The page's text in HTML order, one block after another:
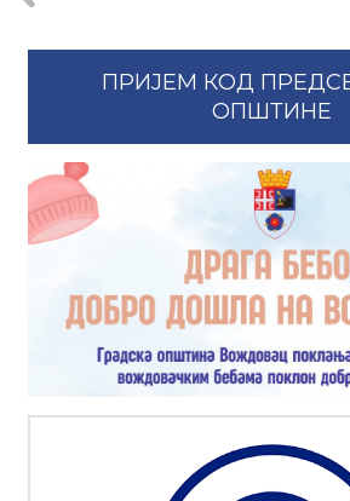
ПРИЈЕМ КОД
ОПШТИНЕ